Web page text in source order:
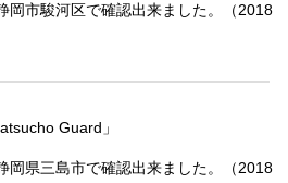
岡市駿河区で確認出来ました。（2018
Guard」
岡県三島市で確認出来ました。（2018